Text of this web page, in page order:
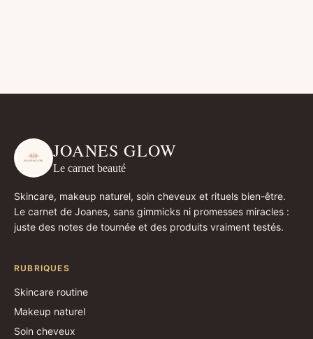
JOANES GLOW
Le carnet beauté
Skincare, makeup naturel, soin cheveux et rituels bien-être.
Le carnet de Joanes, sans gimmicks ni promesses miracles :
juste des notes de tournée et des produits vraiment testés.
RUBRIQUES
Skincare routine
Makeup naturel
Soin cheveux